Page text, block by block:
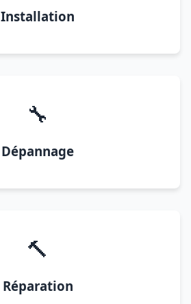
Installation
🔧
Dépannage
🔨
Réparation